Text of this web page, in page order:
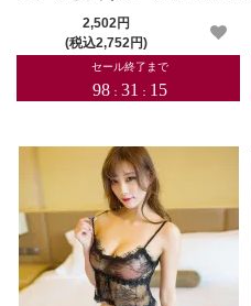
2,502円
(税込2,752円)